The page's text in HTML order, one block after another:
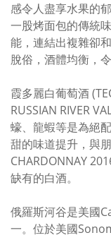
感令人盡享水果的
一股烤面包的傳統
能，連結出複雜卻
脫俗，酒體均衡，
霞多麗白葡萄酒
RUSSIAN RIVER
蠔、龍蝦等是為絕
甜的味道提升，與
CHARDONNAY
缺有的白酒。
俄羅斯河谷是美國
一。位於美國